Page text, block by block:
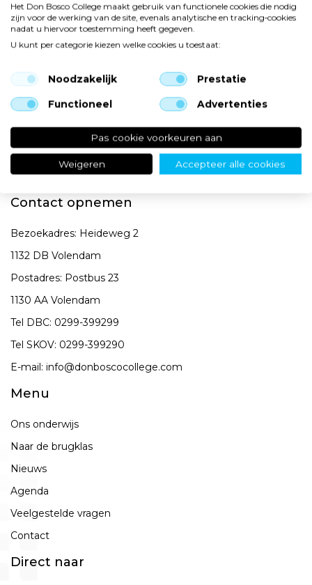
rekening van de school komt. De leerling heeft immers de
keuze om de telefoon in zijn kluisje of aan het begin van de
medescholieren is de school geen partij. Deze schade zal
onderling via de ouders/verzorger opgelost moeten
Contact opnemen
Bezoekadres: Heideweg 2
1132 DB Volendam
Postadres: Postbus 23
1130 AA Volendam
Tel DBC: 0299-399299
Tel SKOV: 0299-399290
E-mail: info@donboscocollege.com
Menu
Ons onderwijs
Naar de brugklas
Nieuws
Agenda
Veelgestelde vragen
Contact
Direct naar
Het Don Bosco College maakt gebruik van functionele cookies die nodig
zijn voor de werking van de site, evenals analytische en tracking‑cookies
nadat u hiervoor toestemming heeft gegeven.
U kunt per categorie kiezen welke cookies u toestaat:
Noodzakelijk Prestatie
Functioneel Advertenties
Pas cookie voorkeuren aan
Weigeren Accepteer alle cookies